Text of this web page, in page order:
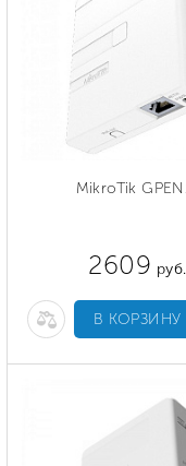
MikroTik
2609 руб.
В КОРЗИНУ